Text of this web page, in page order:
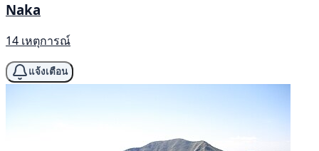
Naka
14 เหตุการณ์
แจ้งเตือน